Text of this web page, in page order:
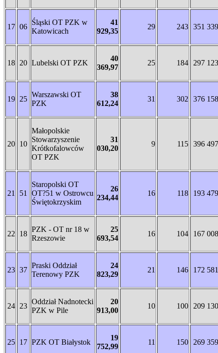
17 06
Śląski OT PZK w
Katowicach
41
929,35
29 243 351 339
18 20 Lubelski OT PZK
40
369,97
25 184 297 123
19 25
Warszawski OT
PZK
38
612,24
31 302 376 158
20 10
Małopolskie
Stowarzyszenie
Krótkofalowców
OT PZK
31
030,20
9 115 396 497
21 51
Staropolski OT
OT?51 w Ostrowcu
Świętokrzyskim
26
234,44
16 118 193 479
22 18
PZK - OT nr 18 w
Rzeszowie
25
693,54
16 104 167 008
23 37
Praski Oddział
Terenowy PZK
24
823,29
21 146 172 581
24 23
Oddział Nadnotecki
PZK w Pile
20
913,00
10 100 209 130
25 17 PZK OT Białystok
19
752,99
11 150 269 359